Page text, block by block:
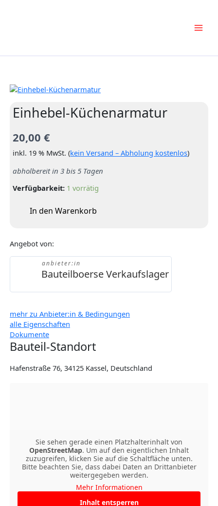
Einhebel-Küchenarmatur
20,00€
inkl. 19 % MwSt. (kein Versand – Abholung kostenlos)
abholbereit in 3 bis 5 Tagen
Verfügbarkeit: 1 vorrätig
In den Warenkorb
Angebot von:
anbieter:in
Bauteilboerse Verkaufslager
mehr zu Anbieter:in & Bedingungen
alle Eigenschaften
Dokumente
Bauteil-Standort
Hafenstraße 76, 34125 Kassel, Deutschland
Sie sehen gerade einen Platzhalterinhalt von
OpenStreetMap. Um auf den eigentlichen Inhalt
zuzugreifen, klicken Sie auf die Schaltfläche unten.
Bitte beachten Sie, dass dabei Daten an Drittanbieter
weitergegeben werden.
Mehr Informationen
Inhalt entsperren